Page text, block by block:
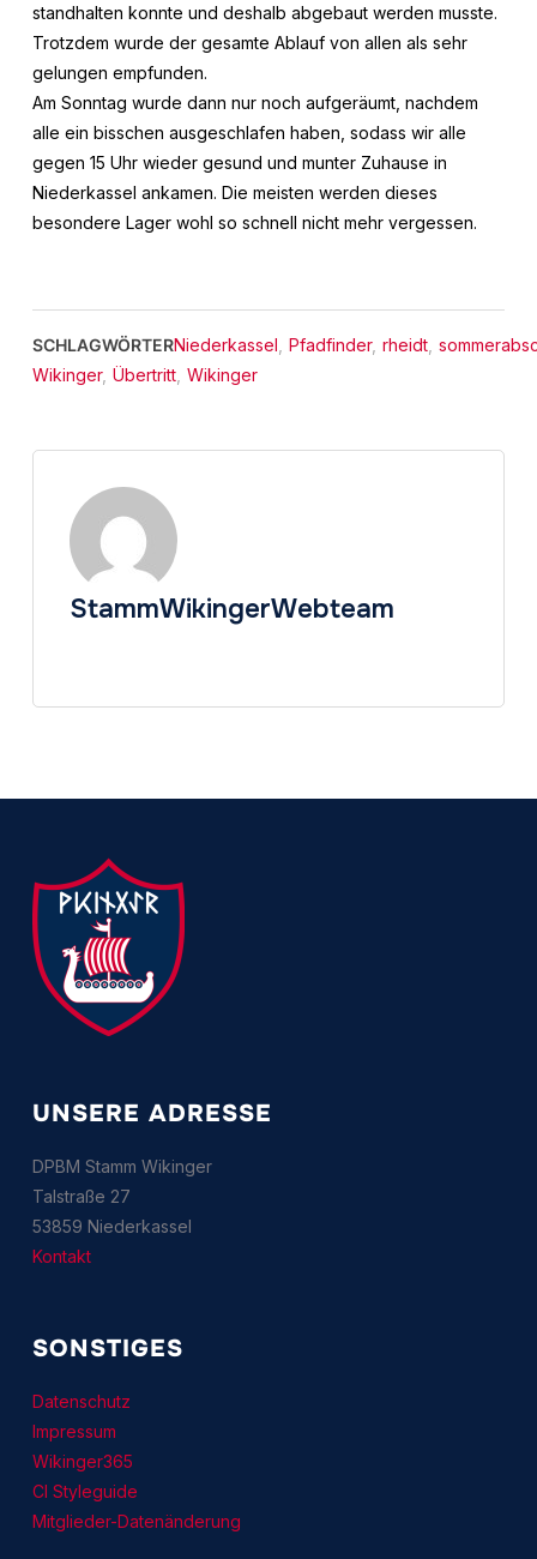
standhalten konnte und deshalb abgebaut werden musste.
Trotzdem wurde der gesamte Ablauf von allen als sehr
gelungen empfunden.
Am Sonntag wurde dann nur noch aufgeräumt, nachdem
alle ein bisschen ausgeschlafen haben, sodass wir alle
gegen 15 Uhr wieder gesund und munter Zuhause in
Niederkassel ankamen. Die meisten werden dieses
besondere Lager wohl so schnell nicht mehr vergessen.
SCHLAGWÖRTERNiederkassel Pfadfinder, rheidt,
Wikinger, Übertritt, Wikinger
StammWikingerWebteam
UNSERE ADRESSE
DPBM Stamm Wikinger
Talstraße 27
53859 Niederkassel
Kontakt
SONSTIGES
Datenschutz
Impressum
Wikinger365
CI Styleguide
Mitglieder-Datenänderung